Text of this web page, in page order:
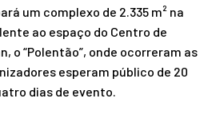
um complexo de 2.335 m² na
ao espaço do Centro de
o “Polentão”, onde ocorreram as
esperam público de 20
dias de evento.